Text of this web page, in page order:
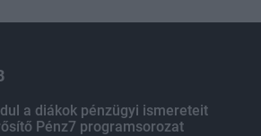
a diákok pénzügyi ismereteit
Pénz7 programsorozat